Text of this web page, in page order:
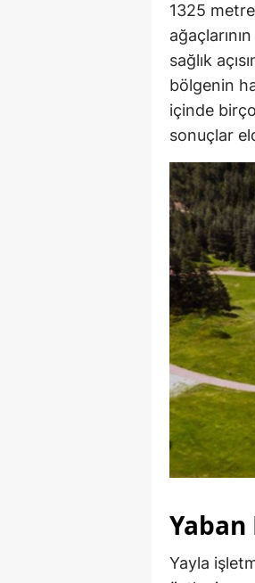
1325
sağlık
bölgenin
içinde
sonuçlar
Yayla